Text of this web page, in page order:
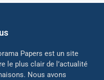
Papers est un site
le plus clair de l’actualité
Nous avons